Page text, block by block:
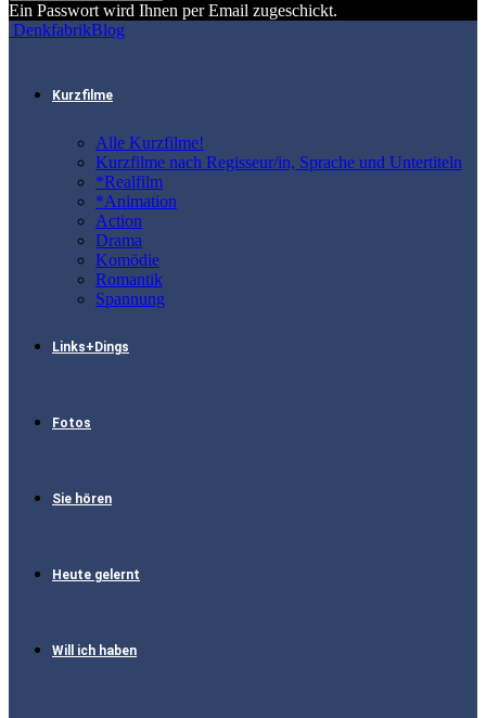
Ein Passwort wird Ihnen per Email zugeschickt.
DenkfabrikBlog
Kurzfilme
Alle Kurzfilme!
Kurzfilme nach Regisseur/in, Sprache und Untertiteln
*Realfilm
*Animation
Action
Drama
Komödie
Romantik
Spannung
Links+Dings
Fotos
Sie hören
Heute gelernt
Will ich haben